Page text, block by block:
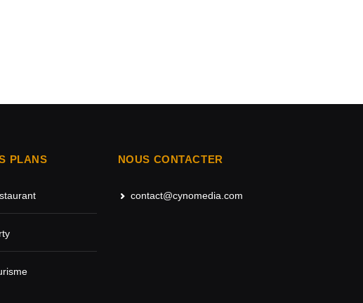
PLANS NOUS CONTACTER
contact@cynomedia.com